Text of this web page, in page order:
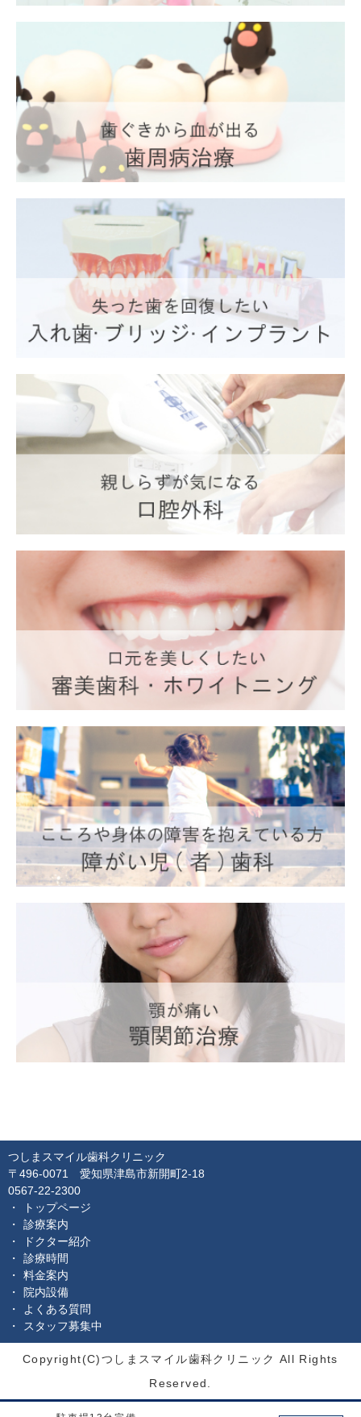
つしまスマイル歯科クリニック
〒496-0071 愛知県津島市新開町2-18
0567-22-2300
トップページ
診療案内
ドクター紹介
診療時間
料金案内
院内設備
よくある質問
スタッフ募集中
Copyright(C)つしまスマイル歯科クリニック All Rights
Reserved.